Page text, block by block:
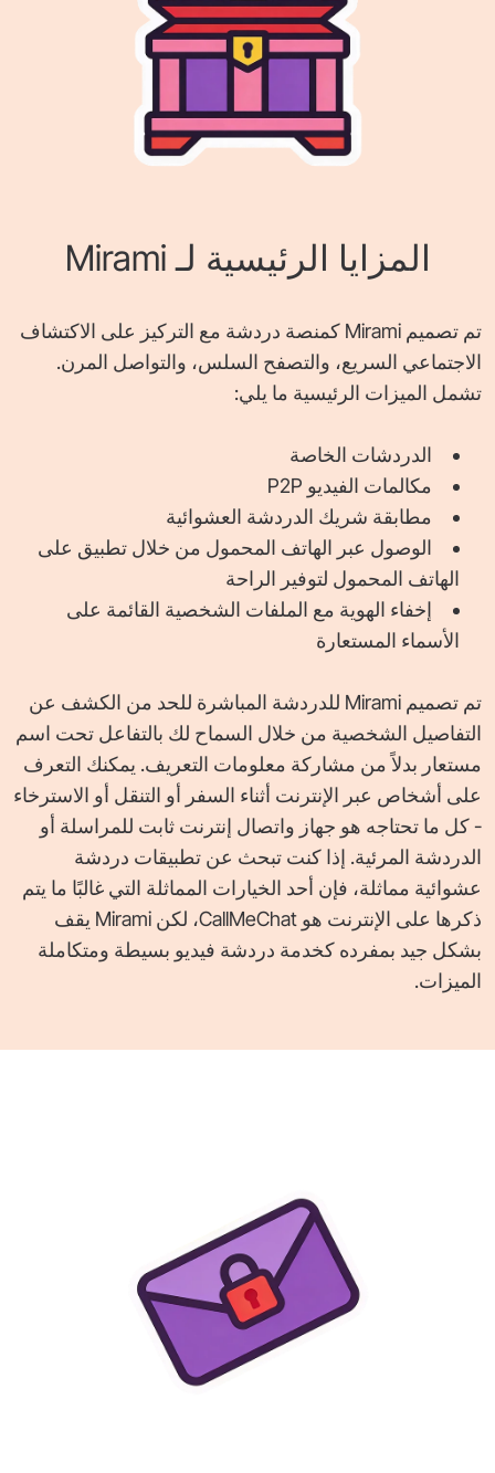
المزايا الرئيسية لـ Mirami
تم تصميم Mirami كمنصة دردشة مع التركيز على الاكتشاف
الاجتماعي السريع، والتصفح السلس، والتواصل المرن.
تشمل الميزات الرئيسية ما يلي:
الدردشات الخاصة
مكالمات الفيديو P2P
مطابقة شريك الدردشة العشوائية
الوصول عبر الهاتف المحمول من خلال تطبيق على
الهاتف المحمول لتوفير الراحة
إخفاء الهوية مع الملفات الشخصية القائمة على
الأسماء المستعارة
تم تصميم Mirami للدردشة المباشرة للحد من الكشف عن
التفاصيل الشخصية من خلال السماح لك بالتفاعل تحت اسم
مستعار بدلاً من مشاركة معلومات التعريف. يمكنك التعرف
على أشخاص عبر الإنترنت أثناء السفر أو التنقل أو الاسترخاء
- كل ما تحتاجه هو جهاز واتصال إنترنت ثابت للمراسلة أو
الدردشة المرئية. إذا كنت تبحث عن تطبيقات دردشة
عشوائية مماثلة، فإن أحد الخيارات المماثلة التي غالبًا ما يتم
ذكرها على الإنترنت هو CallMeChat، لكن Mirami يقف
بشكل جيد بمفرده كخدمة دردشة فيديو بسيطة ومتكاملة
الميزات.